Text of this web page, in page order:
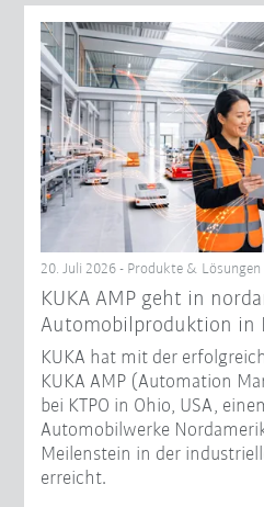
20. Juli 2026 - Produkte & Lösungen
KUKA AMP geht in
Automobilproduktion in
KUKA hat mit der
KUKA AMP (Automation
bei KTPO in Ohio, USA,
Automobilwerke
Meilenstein in der
erreicht.